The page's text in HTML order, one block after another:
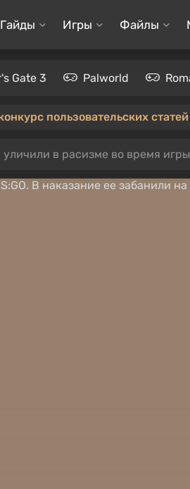
Гайды Игры Файлы
Gate 3 Palworld
пользовательских
в расизме во время